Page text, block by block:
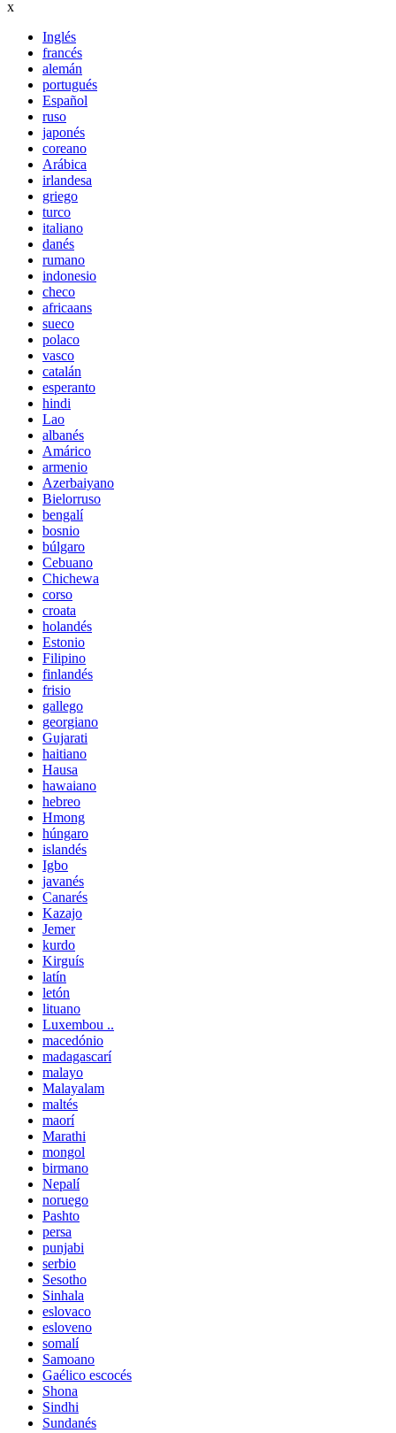
x
Inglés
francés
alemán
portugués
Español
ruso
japonés
coreano
Arábica
irlandesa
griego
turco
italiano
danés
rumano
indonesio
checo
africaans
sueco
polaco
vasco
catalán
esperanto
hindi
Lao
albanés
Amárico
armenio
Azerbaiyano
Bielorruso
bengalí
bosnio
búlgaro
Cebuano
Chichewa
corso
croata
holandés
Estonio
Filipino
finlandés
frisio
gallego
georgiano
Gujarati
haitiano
Hausa
hawaiano
hebreo
Hmong
húngaro
islandés
Igbo
javanés
Canarés
Kazajo
Jemer
kurdo
Kirguís
latín
letón
lituano
Luxembou ..
macedónio
madagascarí
malayo
Malayalam
maltés
maorí
Marathi
mongol
birmano
Nepalí
noruego
Pashto
persa
punjabi
serbio
Sesotho
Sinhala
eslovaco
esloveno
somalí
Samoano
Gaélico escocés
Shona
Sindhi
Sundanés